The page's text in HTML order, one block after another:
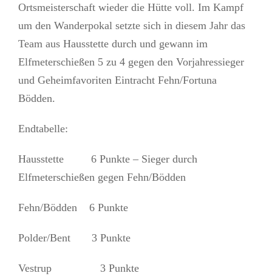
Ortsmeisterschaft wieder die Hütte voll. Im Kampf
um den Wanderpokal setzte sich in diesem Jahr das
Team aus Hausstette durch und gewann im
Elfmeterschießen 5 zu 4 gegen den Vorjahressieger
und Geheimfavoriten Eintracht Fehn/Fortuna
Bödden.
Endtabelle:
Hausstette 6 Punkte – Sieger durch
Elfmeterschießen gegen Fehn/Bödden
Fehn/Bödden 6 Punkte
Polder/Bent 3 Punkte
Vestrup 3 Punkte